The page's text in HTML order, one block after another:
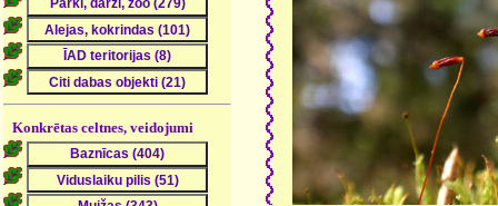
Konkrētas celtnes, veidojumi